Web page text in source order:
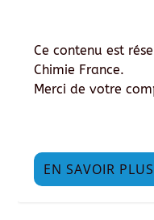
Ce contenu est
Chimie France.
Merci de votre
EN SAVOIR PLUS